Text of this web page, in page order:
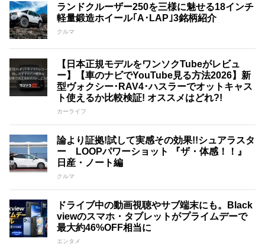
ランドクルーザー250を三様に魅せる18インチ
軽量鍛造ホイール｢A･LAP｣3銘柄紹介
クルマ
【日本正規モデルをワンソクTubeがレビュ
ー】【車のナビでYouTube見る方法2026】新
型ヴォクシー･RAV4･ハスラーでオットキャス
ト使えるか比較検証! オススメはどれ?!
カーライフ
論より証拠!試して実感その効果!!シュアラスタ
ー LOOPパワーショット 『ザ・体感！！』
日産・ノート編
クルマ
ドライブ中の動画視聴やサブ端末にも。Black
viewのスマホ・タブレットがプライムデーで
最大約46%OFF相当に
エンタメ